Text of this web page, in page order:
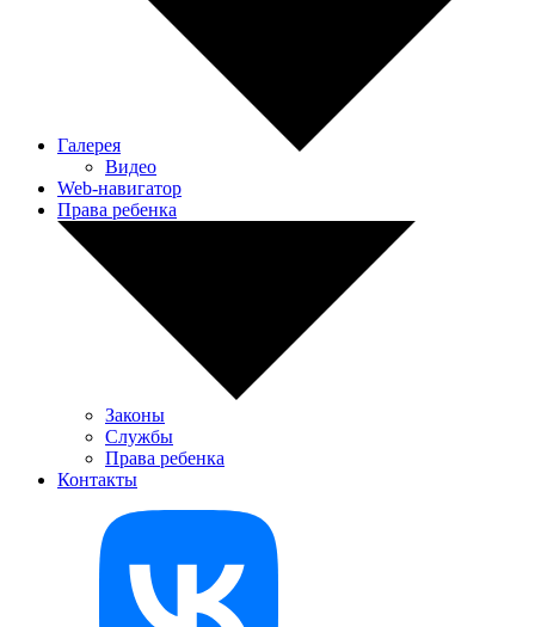
Галерея
Видео
Web-навигатор
Права ребенка
Законы
Службы
Права ребенка
Контакты